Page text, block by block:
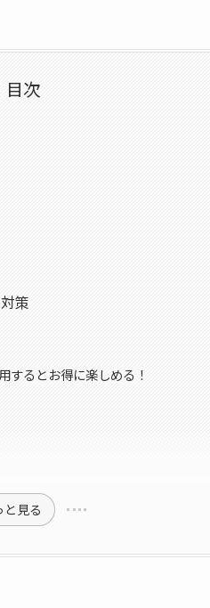
目次
策
するとお得に楽しめる！
と見る